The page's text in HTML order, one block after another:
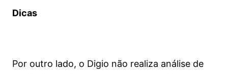
Dicas
Por outro lado, o Digio não realiza análise de